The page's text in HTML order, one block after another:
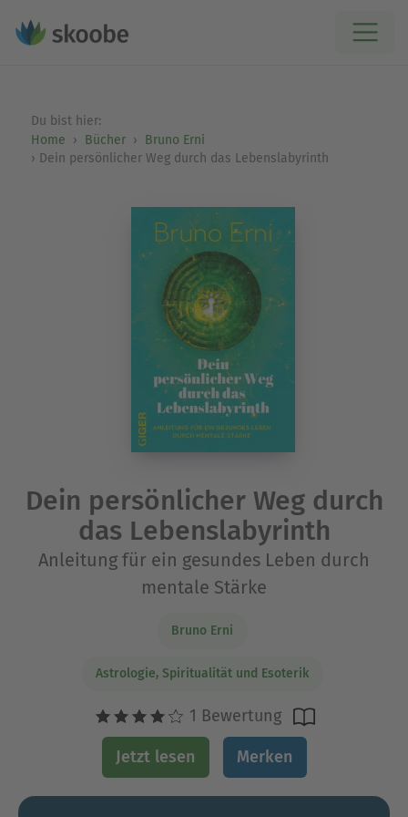
Du bist hier:
Home
Bücher
Bruno Erni
Dein persönlicher Weg durch das Lebenslabyrinth
Dein persönlicher Weg durch
das Lebenslabyrinth
Anleitung für ein gesundes Leben durch
mentale Stärke
Bruno Erni
Astrologie, Spiritualität und Esoterik
1 Bewertung
Jetzt lesen Merken